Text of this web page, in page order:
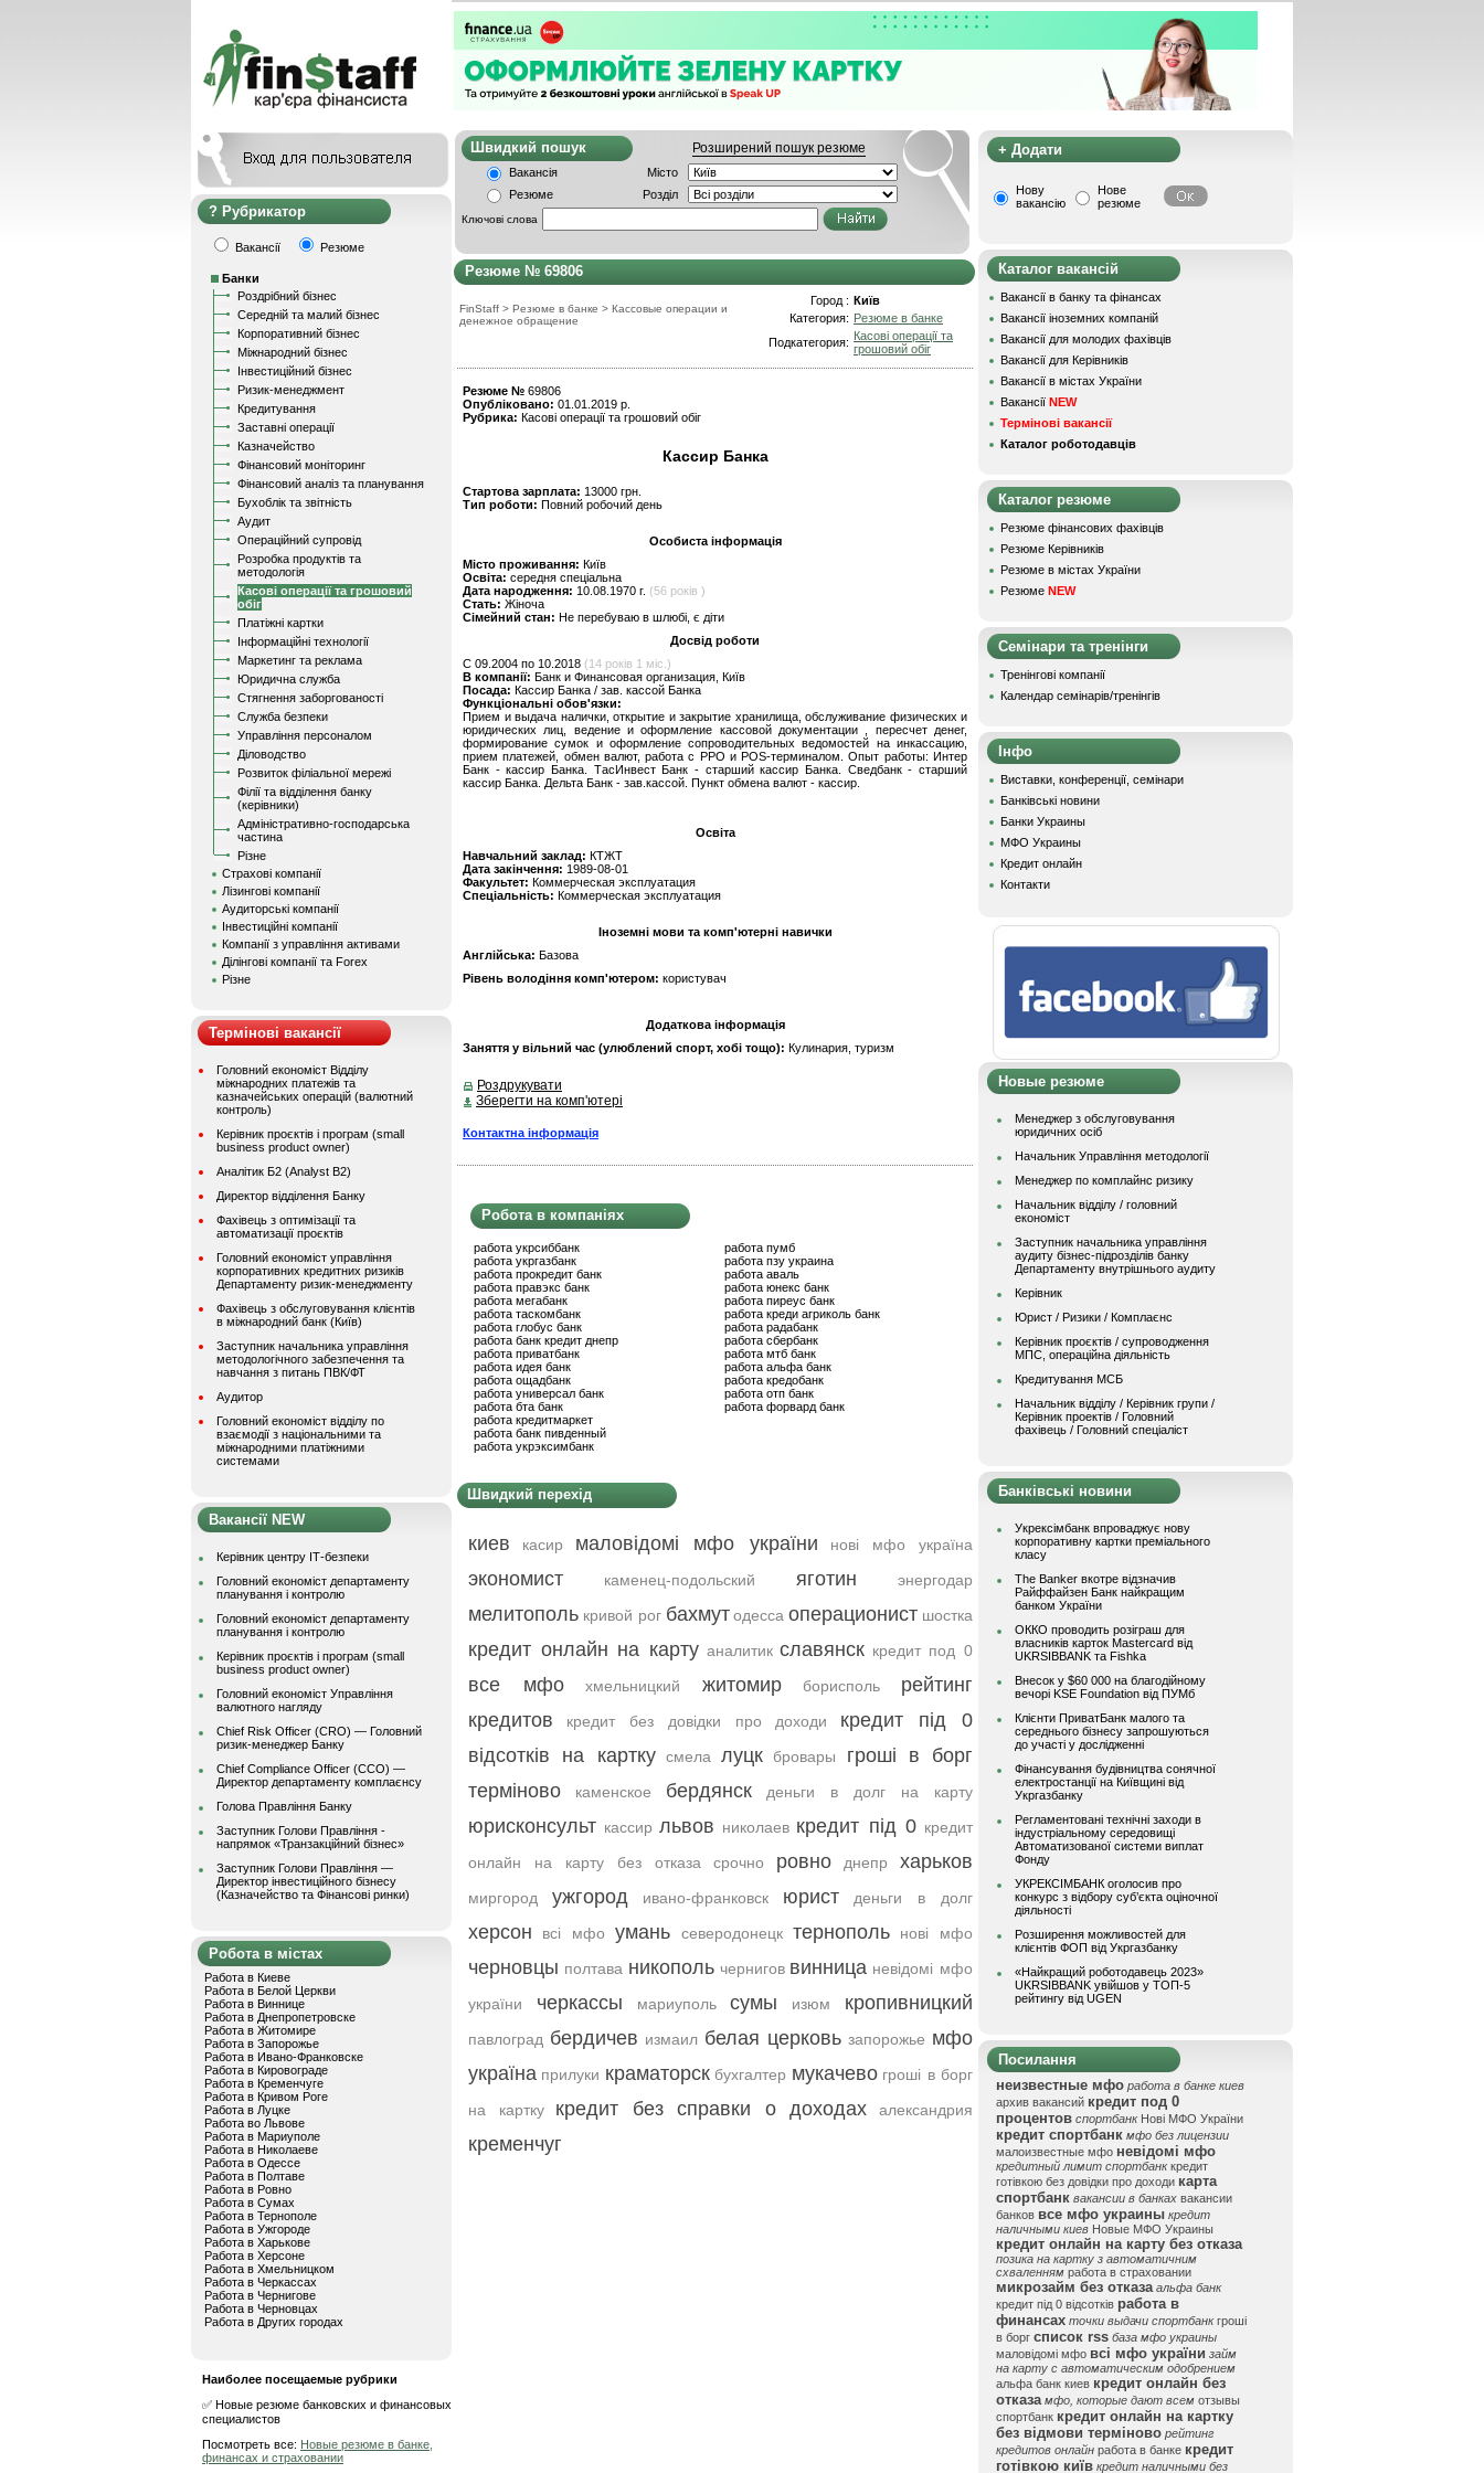
Рубрикатор
Вакансії Резюме
Банки
Роздрібний бізнес
Середній та малий бізнес
Корпоративний бізнес
Міжнародний бізнес
Інвестиційний бізнес
Ризик-менеджмент
Кредитування
Заставні операції
Казначейство
Фінансовий моніторинг
Фінансовий аналіз та планування
Бухоблік та звітність
Аудит
Операційний супровід
Розробка продуктів та
методологія
Касові операції та грошовий
обіг
Платіжні картки
Інформаційні технології
Маркетинг та реклама
Юридична служба
Стягнення заборгованості
Служба безпеки
Управління персоналом
Діловодство
Розвиток філіальної мережі
Філії та відділення банку
(керівники)
Адміністративно-господарська
частина
Різне
Страхові компанії
Лізингові компанії
Аудиторські компанії
Інвестиційні компанії
Компанії з управління активами
Ділінгові компанії та Forex
Різне
Термінові вакансії
Головний економіст Відділу
міжнародних платежів та
казначейських операцій (валютний
контроль)
Керівник проєктів і програм (small
business product owner)
Аналітик Б2 (Analyst B2)
Директор відділення Банку
Фахівець з оптимізації та
автоматизації проєктів
Головний економіст управління
корпоративних кредитних ризиків
Департаменту ризик-менеджменту
Фахівець з обслуговування клієнтів
в міжнародний банк (Київ)
Заступник начальника управління
методологічного забезпечення та
навчання з питань ПВК/ФТ
Аудитор
Головний економіст відділу по
взаємодії з національними та
міжнародними платіжними
системами
Вакансії NEW
Керівник центру ІТ-безпеки
Головний економіст департаменту
планування і контролю
Головний економіст департаменту
планування і контролю
Керівник проєктів і програм (small
business product owner)
Головний економіст Управління
валютного нагляду
Chief Risk Officer (CRO) — Головний
ризик-менеджер Банку
Chief Compliance Officer (CCO) —
Директор департаменту комплаєнсу
Голова Правління Банку
Заступник Голови Правління -
напрямок «Транзакційний бізнес»
Заступник Голови Правління —
Директор інвестиційного бізнесу
(Казначейство та Фінансові ринки)
Робота в містах
Работа в Киеве
Работа в Белой Церкви
Работа в Виннице
Работа в Днепропетровске
Работа в Житомире
Работа в Запорожье
Работа в Ивано-Франковске
Работа в Кировограде
Работа в Кременчуге
Работа в Кривом Роге
Работа в Луцке
Работа во Львове
Работа в Мариуполе
Работа в Николаеве
Работа в Одессе
Работа в Полтаве
Работа в Ровно
Работа в Сумах
Работа в Тернополе
Работа в Ужгороде
Работа в Харькове
Работа в Херсоне
Работа в Хмельницком
Работа в Черкассах
Работа в Чернигове
Работа в Черновцах
Работа в Других городах
Наиболее посещаемые рубрики
✅ Новые резюме банковских и финансовых
специалистов
Посмотреть все: Новые резюме в банке,
финансах и страховании
Швидкий пошук Розширений пошук резюме
Вакансія
Місто
Резюме
Розділ
Ключові слова
Резюме № 69806
FinStaff > Резюме в банке > Кассовые операции и
денежное обращение
Город : Київ
Категория: Резюме в банке
Подкатегория: Касові операції та
грошовий обіг
Резюме № 69806
Опубліковано: 01.01.2019 р.
Рубрика: Касові операції та грошовий обіг
Кассир Банка
Стартова зарплата: 13000 грн.
Тип роботи: Повний робочий день
Особиста інформація
Місто проживання: Київ
Освіта: середня спеціальна
Дата народження: 10.08.1970 г. (56 років )
Стать: Жіноча
Сімейний стан: Не перебуваю в шлюбі, є діти
Досвід роботи
C 09.2004 по 10.2018 (14 років 1 міс.)
В компанії: Банк и Финансовая организация, Київ
Посада: Кассир Банка / зав. кассой Банка
Функціональні обов'язки:
Прием и выдача налички, открытие и закрытие хранилища, обслуживание физических и
юридических лиц, ведение и оформление кассовой документации , пересчет денег,
формирование сумок и оформление сопроводительных ведомостей на инкассацию,
прием платежей, обмен валют, работа с РРО и POS-терминалом. Опыт работы: Интер
Банк - кассир Банка. ТасИнвест Банк - старший кассир Банка. Сведбанк - старший
кассир Банка. Дельта Банк - зав.кассой. Пункт обмена валют - кассир.
Освіта
Навчальний заклад: КТЖТ
Дата закінчення: 1989-08-01
Факультет: Коммерческая эксплуатация
Спеціальність: Коммерческая эксплуатация
Іноземні мови та комп'ютерні навички
Англійська: Базова
Рівень володіння комп'ютером: користувач
Додаткова інформація
Заняття у вільний час (улюблений спорт, хобі тощо): Кулинария, туризм
Роздрукувати
Зберегти на комп'ютері
Контактна інформація
Робота в компаніях
работа укрсиббанк
работа укргазбанк
работа прокредит банк
работа правэкс банк
работа мегабанк
работа таскомбанк
работа глобус банк
работа банк кредит днепр
работа приватбанк
работа идея банк
работа ощадбанк
работа универсал банк
работа бта банк
работа кредитмаркет
работа банк пивденный
работа укрэксимбанк
работа пумб
работа пзу украина
работа аваль
работа юнекс банк
работа пиреус банк
работа креди агриколь банк
работа радабанк
работа сбербанк
работа мтб банк
работа альфа банк
работа кредобанк
работа отп банк
работа форвард банк
Швидкий перехід
киев касир маловідомі мфо україни нові мфо україна
экономист каменец-подольский яготин энергодар
мелитополь кривой рог бахмут одесса операционист шостка
кредит онлайн на карту аналитик славянск кредит под 0
все мфо хмельницкий житомир борисполь
рейтинг
кредитов
кредит без довідки про доходи
кредит під 0
відсотків на картку смела луцк бровары
гроші в борг
терміново
каменское бердянск деньги в долг на карту
юрисконсульт кассир львов николаев кредит під 0 кредит
онлайн на карту без отказа срочно
ровно днепр харьков
миргород ужгород ивано-франковск юрист деньги в долг
херсон всі мфо умань северодонецк тернополь нові мфо
черновцы полтава никополь чернигов винница невідомі мфо
україни
черкассы мариуполь сумы изюм кропивницкий
павлоград бердичев измаил белая церковь запорожье мфо
україна прилуки краматорск бухгалтер мукачево гроші в борг
на картку
кредит без справки о доходах александрия
кременчуг
+ Додати
Нову
вакансію
Нове
резюме
Каталог вакансій
Вакансії в банку та фінансах
Вакансії іноземних компаній
Вакансії для молодих фахівців
Вакансії для Керівників
Вакансії в містах України
Вакансії NEW
Термінові вакансії
Каталог роботодавців
Каталог резюме
Резюме фінансових фахівців
Резюме Керівників
Резюме в містах України
Резюме NEW
Семінари та тренінги
Тренінгові компанії
Календар семінарів/тренінгів
Інфо
Виставки, конференції, семінари
Банківські новини
Банки Украины
МФО Украины
Кредит онлайн
Контакти
Новые резюме
Менеджер з обслуговування
юридичних осіб
Начальник Управління методології
Менеджер по комплайнс ризику
Начальник відділу / головний
економіст
Заступник начальника управління
аудиту бізнес-підрозділів банку
Департаменту внутрішнього аудиту
Керівник
Юрист / Ризики / Комплаєнс
Керівник проєктів / супроводження
МПС, операційна діяльність
Кредитування МСБ
Начальник вiддiлу / Керівник групи /
Керівник проектів / Головний
фахівець / Головний спеціаліст
Банківські новини
Укрексімбанк впроваджує нову
корпоративну картки преміального
класу
The Banker вкотре відзначив
Райффайзен Банк найкращим
банком України
ОККО проводить розіграш для
власників карток Mastercard від
UKRSIBBANK та Fishka
Внесок у $60 000 на благодійному
вечорі KSE Foundation від ПУМб
Клієнти ПриватБанк малого та
середнього бізнесу запрошуються
до участі у дослідженні
Фінансування будівництва сонячної
електростанції на Київщині від
Укргазбанку
Регламентовані технічні заходи в
індустріальному середовищі
Автоматизованої системи виплат
Фонду
УКРЕКСІМБАНК оголосив про
конкурс з відбору суб’єкта оціночної
діяльності
Розширення можливостей для
клієнтів ФОП від Укргазбанку
«Найкращий роботодавець 2023»
UKRSIBBANK увійшов у ТОП-5
рейтингу від UGEN
Посилання
неизвестные мфо работа в банке киев
архив вакансий кредит под 0
процентов спортбанк Нові МФО України
кредит спортбанк мфо без лицензии
малоизвестные мфо невідомі мфо
кредитный лимит спортбанк кредит
готівкою без довідки про доходи карта
спортбанк вакансии в банках вакансии
банков все мфо украины кредит
наличными киев Новые МФО Украины
кредит онлайн на карту без отказа
позика на картку з автоматичним
схваленням работа в страховании
микрозайм без отказа альфа банк
кредит під 0 відсотків работа в
финансах точки выдачи спортбанк гроші
в борг список rss база мфо украины
маловідомі мфо всі мфо україни займ
на карту с автоматическим одобрением
альфа банк киев кредит онлайн без
отказа мфо, которые дают всем отзывы
спортбанк кредит онлайн на картку
без відмови терміново рейтинг
кредитов онлайн работа в банке кредит
готівкою київ кредит наличными без